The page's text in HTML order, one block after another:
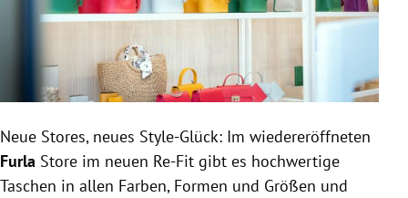
Neue Stores, neues Style-Glück: Im wiedereröffneten
Furla Store im neuen Re-Fit gibt es hochwertige
Taschen in allen Farben, Formen und Größen und